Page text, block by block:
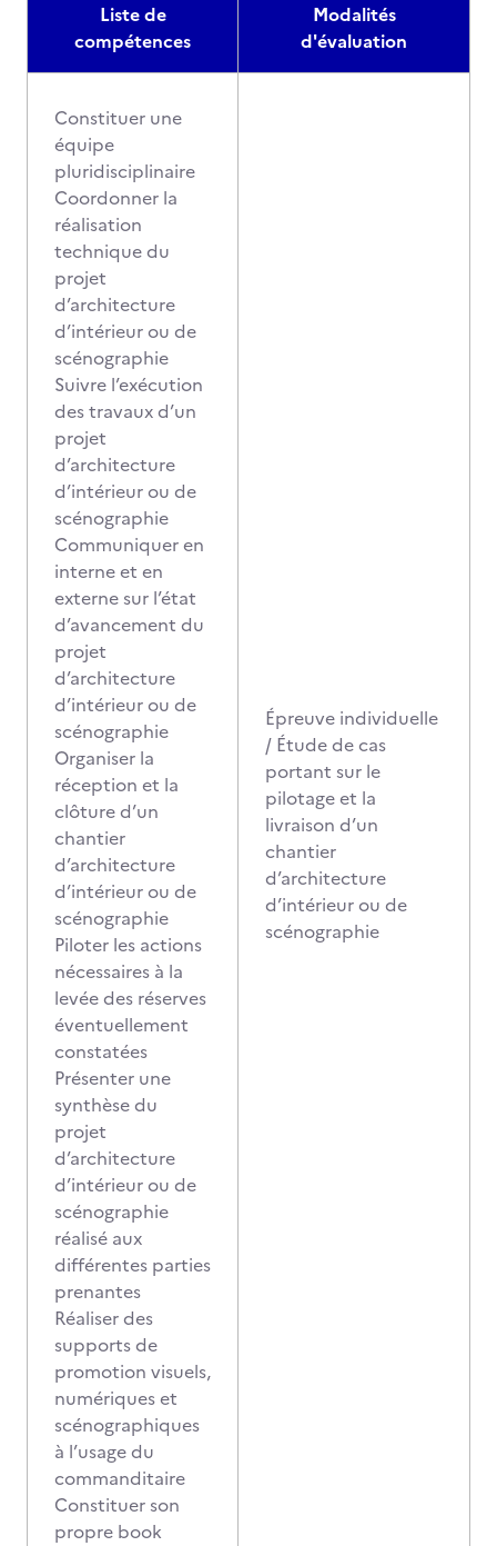
Liste de
compétences
Modalités
d'évaluation
Constituer une
équipe
pluridisciplinaire
Coordonner la
réalisation
technique du
projet
d’architecture
d’intérieur ou de
scénographie
Suivre l’exécution
des travaux d’un
projet
d’architecture
d’intérieur ou de
scénographie
Communiquer en
interne et en
externe sur l’état
d’avancement du
projet
d’architecture
d’intérieur ou de
scénographie
Organiser la
réception et la
clôture d’un
chantier
d’architecture
d’intérieur ou de
scénographie
Piloter les actions
nécessaires à la
levée des réserves
éventuellement
constatées
Présenter une
synthèse du
projet
d’architecture
d’intérieur ou de
scénographie
réalisé aux
différentes parties
prenantes
Réaliser des
supports de
promotion visuels,
numériques et
scénographiques
à l’usage du
commanditaire
Constituer son
propre book
Épreuve individuelle
/ Étude de cas
portant sur le
pilotage et la
livraison d’un
chantier
d’architecture
d’intérieur ou de
scénographie